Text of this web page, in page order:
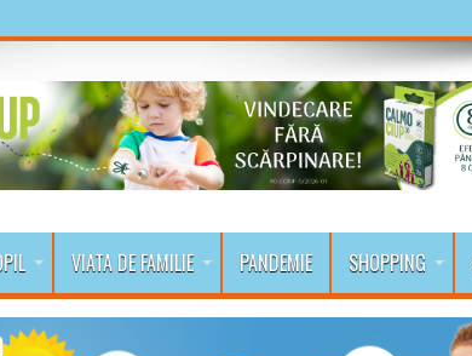
VIATA DE FAMILIE PANDEMIE SHOPPING